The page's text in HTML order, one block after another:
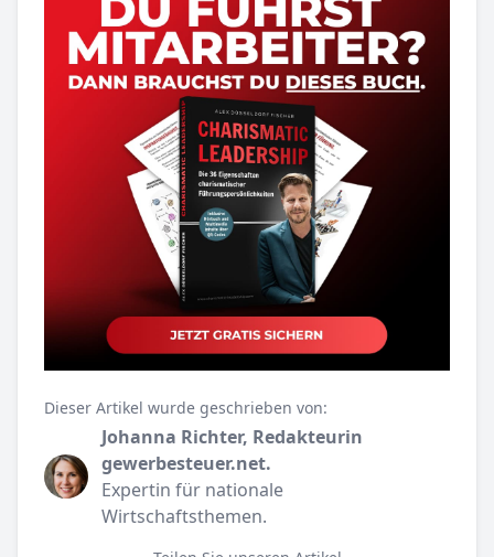
Dieser Artikel wurde geschrieben von:
Johanna Richter, Redakteurin
gewerbesteuer.net.
Expertin für nationale
Wirtschaftsthemen.